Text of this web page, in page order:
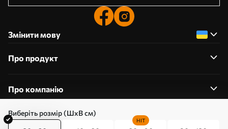
Виберіть розмір (ШхВ см)
HIT
Змінити мову
Про продукт
Про компанію